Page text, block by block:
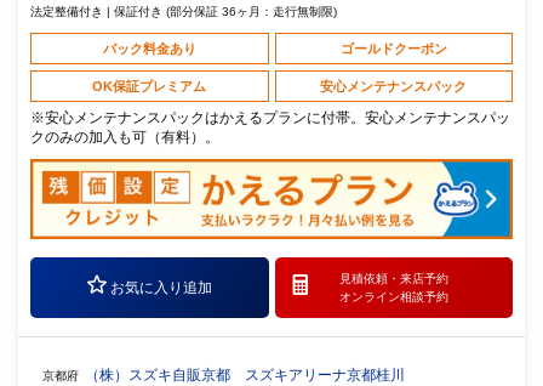
法定整備付き | 保証付き (部分保証 36ヶ月：走行無制限)
パック料金あり ゴールドクーポン
OK保証プレミアム 安心メンテナンスパック
※安心メンテナンスパックはかえるプランに付帯。安心メンテナンスパッ
クのみの加入も可（有料）。
お気に入り追加
見積依頼・ 来店予約
オンライン相談予約
京都府 （株）スズキ自販京都 スズキアリーナ京都桂川